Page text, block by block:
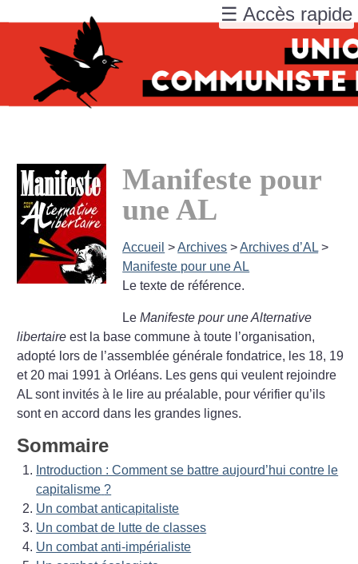
Manifeste pour
une AL
Accueil >Archives >Archives d’AL >
Manifeste pour une AL
Le texte de référence.
LeManifeste pour une Alternative
libertaire est la base commune à toute l’organisation,
adopté lors de l’assemblée générale fondatrice, les 18, 19
et 20 mai 1991 à Orléans. Les gens qui veulent rejoindre
AL sont invités à le lire au préalable, pour vérifier qu’ils
sont en accord dans les grandes lignes.
Sommaire
Introduction : Comment se battre aujourd’hui contre le
capitalisme ?
Un combat anticapitaliste
Un combat de lutte de classes
Un combat anti-impérialiste
☰ Accès rapide